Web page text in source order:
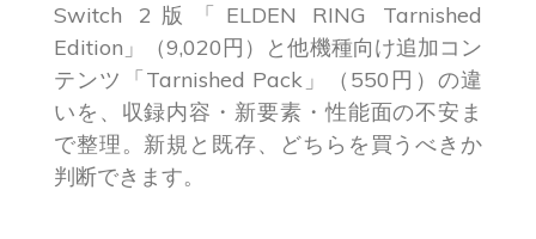
Switch 2版「ELDEN RING Tarnished
Edition」（9,020円）と他機種向け追加コン
テンツ「Tarnished Pack」（550円）の違
いを、収録内容・新要素・性能面の不安ま
で整理。新規と既存、どちらを買うべきか
判断できます。